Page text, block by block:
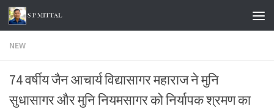
Skip to content
NEW
74 वर्षीय जैन आचार्य विद्यासागर महाराज ने मुनि
सुधासागर और मुनि नियमसागर को निर्यापक श्रमण का